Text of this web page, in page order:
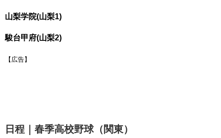
山梨学院(山梨1)
駿台甲府(山梨2)
【広告】
日程｜春季高校野球（関東）